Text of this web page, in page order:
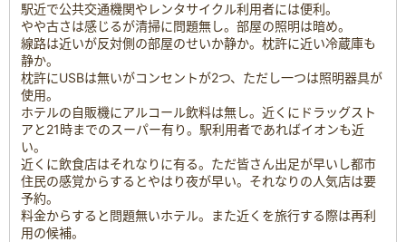
駅近で公共交通機関やレンタサイクル利用者には便利。
やや古さは感じるが清掃に問題無し。部屋の照明は暗め。
線路は近いが反対側の部屋のせいか静か。枕許に近い冷蔵庫も
静か。
枕許にUSBは無いがコンセントが2つ、ただし一つは照明器具が
使用。
ホテルの自販機にアルコール飲料は無し。近くにドラッグスト
アと21時までのスーパー有り。駅利用者であればイオンも近
い。
近くに飲食店はそれなりに有る。ただ皆さん出足が早いし都市
住民の感覚からするとやはり夜が早い。それなりの人気店は要
予約。
料金からすると問題無いホテル。また近くを旅行する際は再利
用の候補。